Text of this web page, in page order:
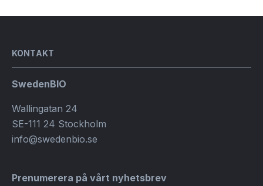
KONTAKT
SwedenBIO
Wallingatan 24
SE-111 24 Stockholm
info@swedenbio.se
Prenumerera på vårt nyhetsbrev